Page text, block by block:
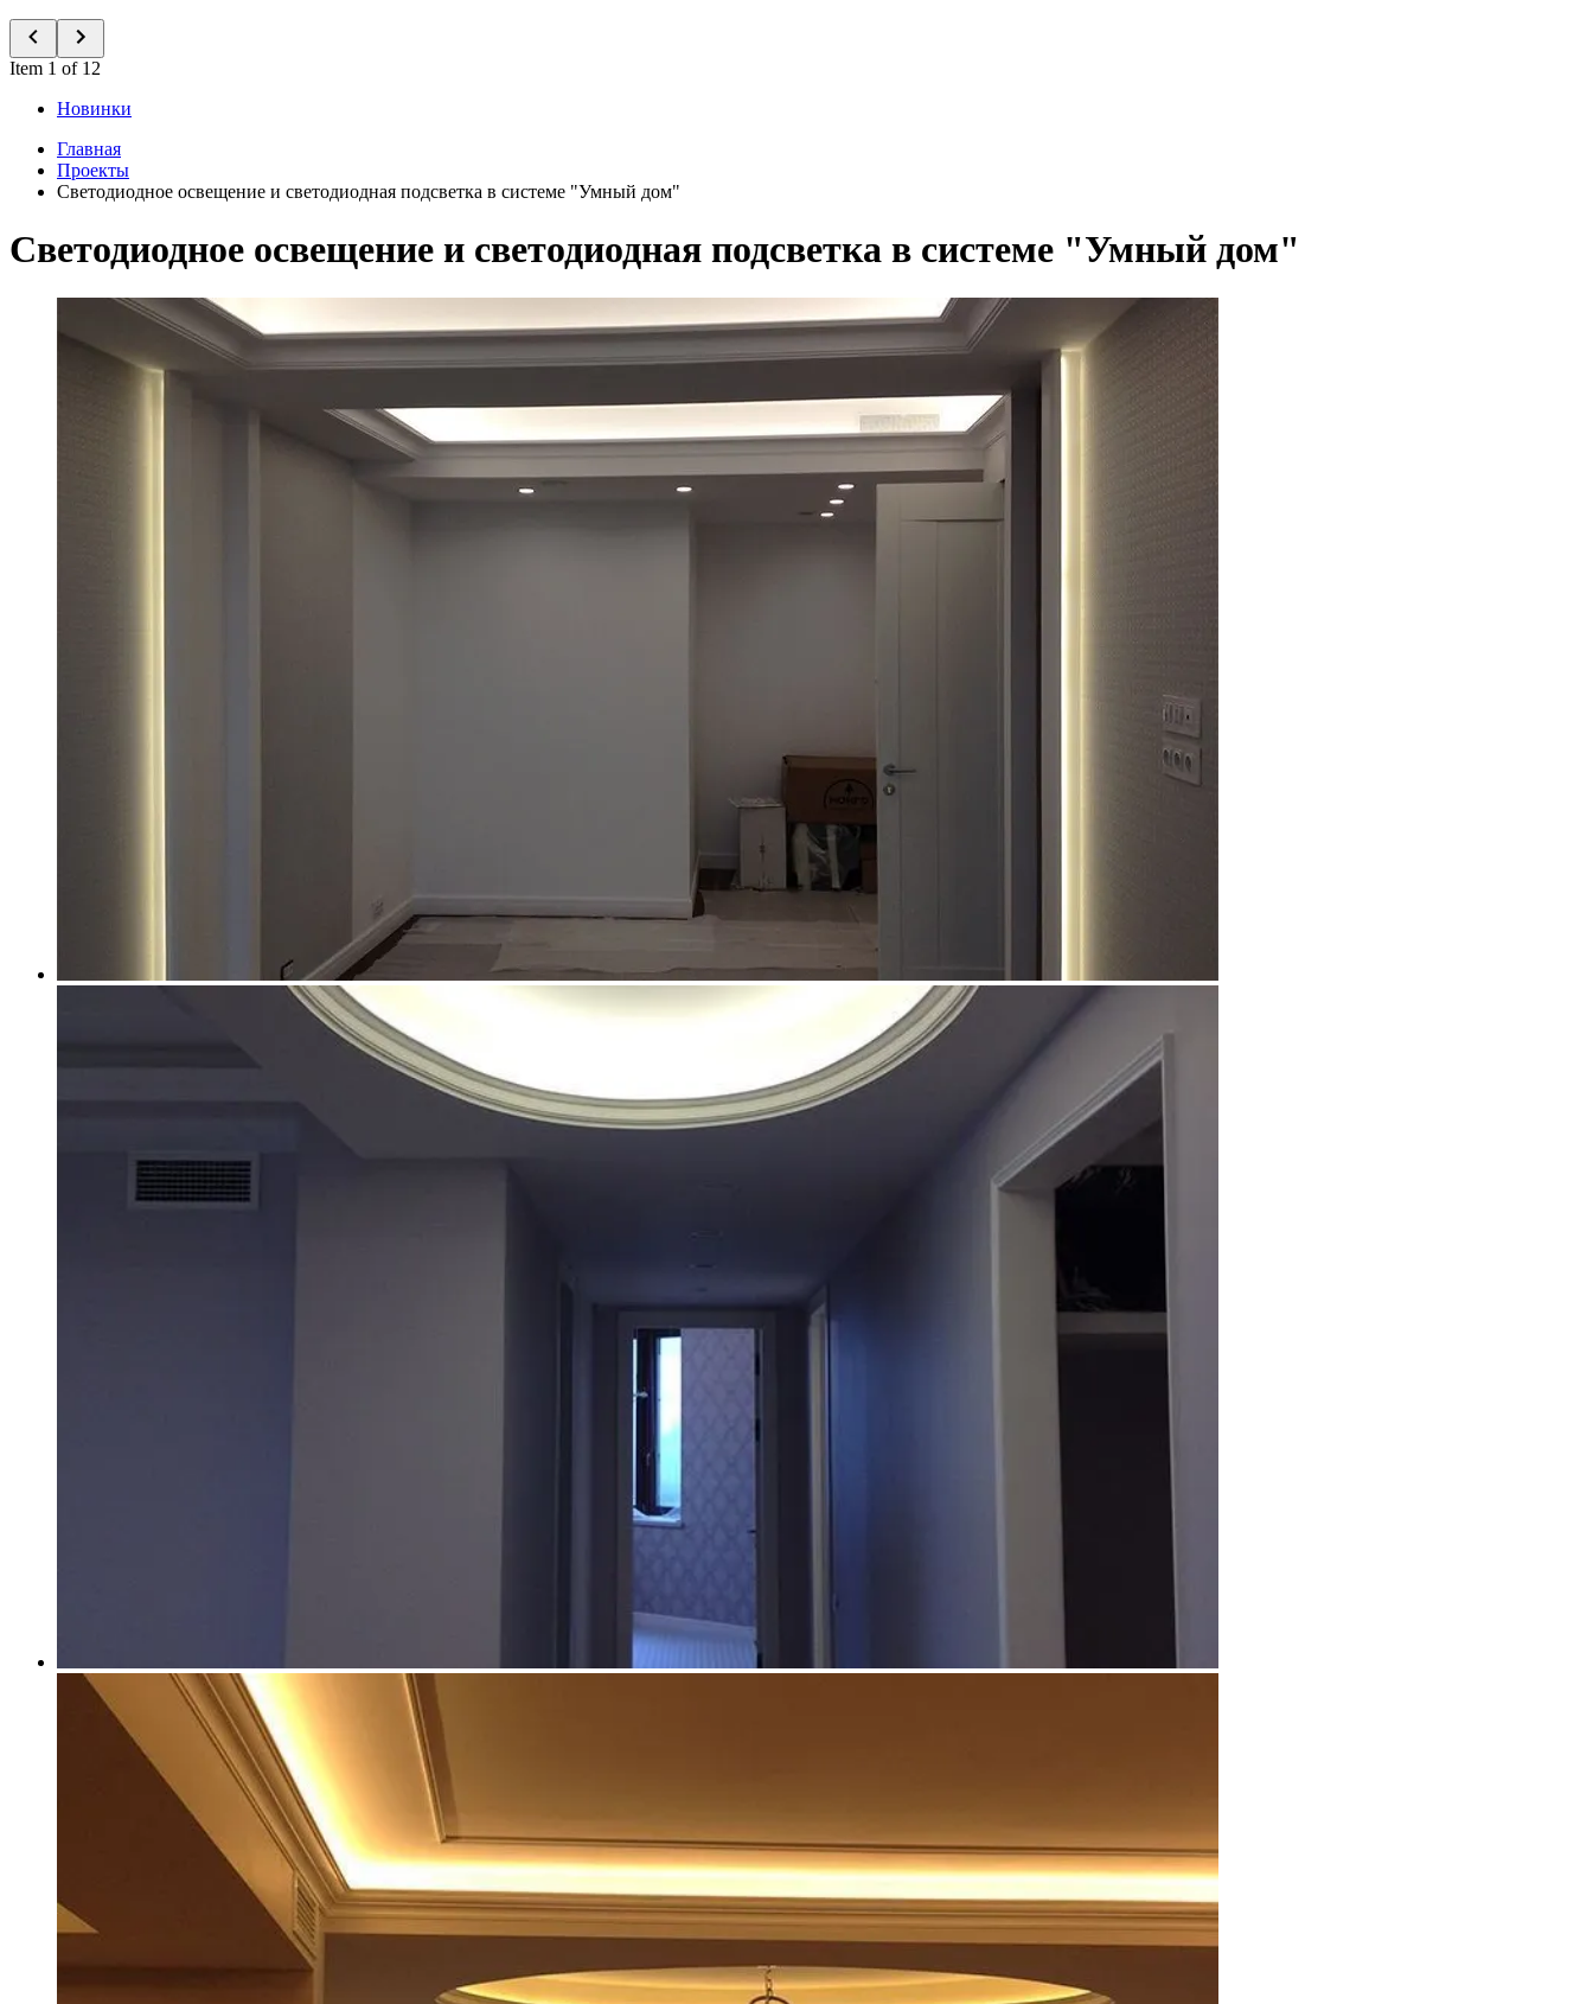
Item 1 of 12
Новинки
Главная
Проекты
Светодиодное освещение и светодиодная подсветка в системе "Умный дом"
Светодиодное освещение и светодиодная подсветка в системе "Умный дом"